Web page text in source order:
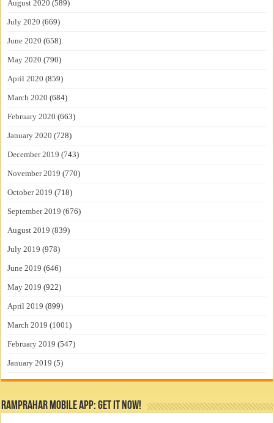
August 2020 (589)
July 2020 (669)
June 2020 (658)
May 2020 (790)
April 2020 (859)
March 2020 (684)
February 2020 (663)
January 2020 (728)
December 2019 (743)
November 2019 (770)
October 2019 (718)
September 2019 (676)
August 2019 (839)
July 2019 (978)
June 2019 (646)
May 2019 (922)
April 2019 (899)
March 2019 (1001)
February 2019 (547)
January 2019 (5)
RamPrahar Mobile App: Get it Now!